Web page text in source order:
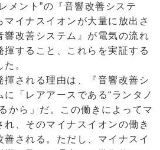
メント”の『音響改善システ
マイナスイオンが大量に放出さ
響改善システム』が電気の流れ
揮すること、これらを実証する
。
揮される理由は、『音響改善シ
「レアアースである“ランタノ
から」だ。この働きによってマ
れ、そのマイナスイオンの働き
善される。ただし、マイナスイ